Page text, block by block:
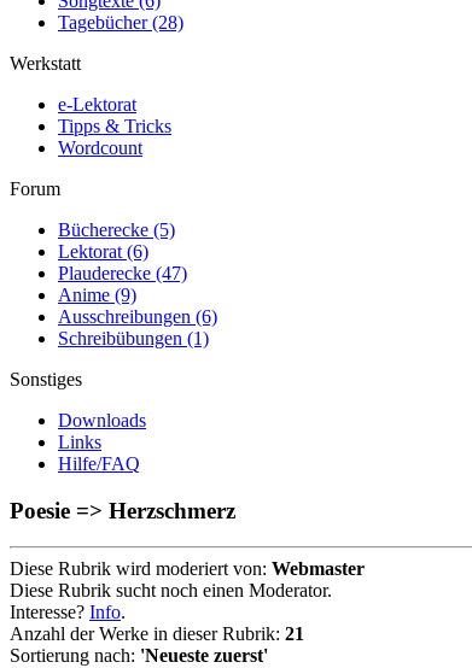
Tagebücher(28)
Werkstatt
e-Lektorat
Tipps & Tricks
Wordcount
Forum
Bücherecke (5)
Lektorat (6)
Plauderecke (47)
Anime (9)
Ausschreibungen (6)
Schreibübungen (1)
Sonstiges
Downloads
Links
Hilfe/FAQ
Poesie => Herzschmerz
Diese Rubrik wird moderiert von: Webmaster
Diese Rubrik sucht noch einen Moderator.
Interesse? Info.
Anzahl der Werke in dieser Rubrik: 21
Sortierung nach: 'Neueste zuerst'